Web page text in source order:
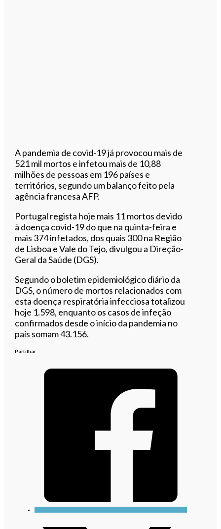
A pandemia de covid-19 já provocou mais de
521 mil mortos e infetou mais de 10,88
milhões de pessoas em 196 países e
territórios, segundo um balanço feito pela
agência francesa AFP.
Portugal regista hoje mais 11 mortos devido
à doença covid-19 do que na quinta-feira e
mais 374 infetados, dos quais 300 na Região
de Lisboa e Vale do Tejo, divulgou a Direção-
Geral da Saúde (DGS).
Segundo o boletim epidemiológico diário da
DGS, o número de mortos relacionados com
esta doença respiratória infecciosa totalizou
hoje 1.598, enquanto os casos de infeção
confirmados desde o início da pandemia no
país somam 43.156.
Partilhar